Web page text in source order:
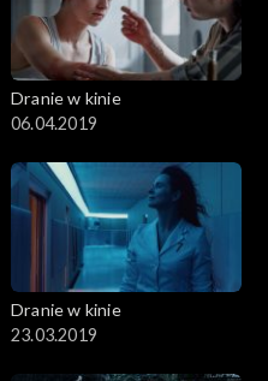
Dranie w kinie
06.04.2019
Dranie w kinie
23.03.2019